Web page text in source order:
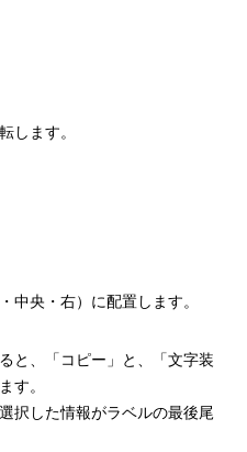
します。
中央・右）に配置します。
と、「コピー」と、「文字装
す。
択した情報がラベルの最後尾